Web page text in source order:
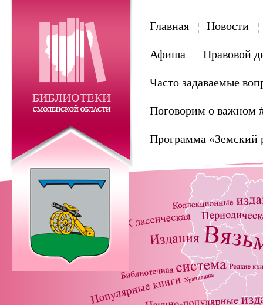
Главная Новости
Афиша Правовой
Часто задаваемые
Поговорим о важном
Программа «Земский